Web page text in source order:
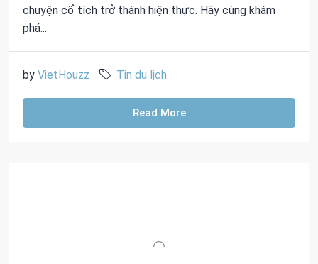
chuyện cổ tích trở thành hiện thực. Hãy cùng khám
phá...
by VietHouzz Tin du lịch
Read More